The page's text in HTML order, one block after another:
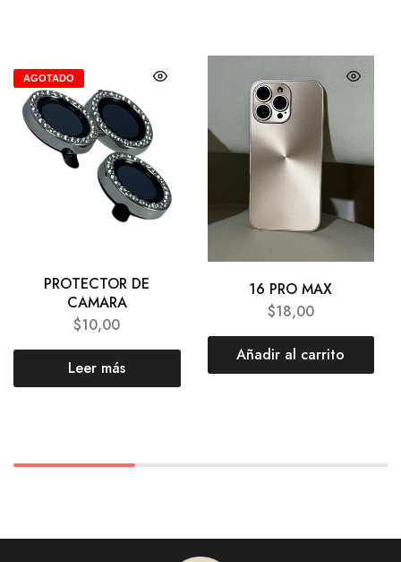
AGOTADO
PROTECTOR DE
CAMARA
$10,00
Leer más
16 PRO MAX
$18,00
Añadir al carrito